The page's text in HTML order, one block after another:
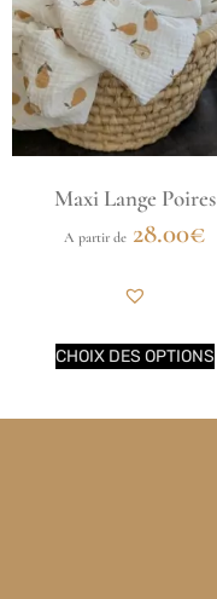
Maxi Lange Poires
A partir de 28.00€
CHOIX DES OPTIONS